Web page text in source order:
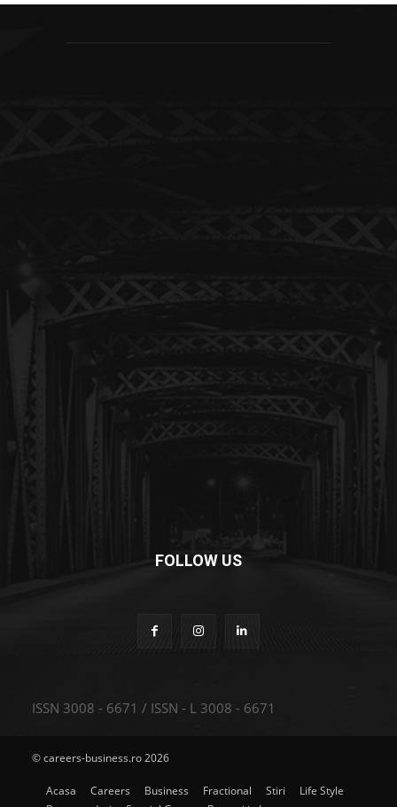
FOLLOW US
ISSN 3008 - 6671 / ISSN - L 3008 - 6671
© careers-business.ro 2026
Acasa Careers Business Fractional Stiri
Life Style